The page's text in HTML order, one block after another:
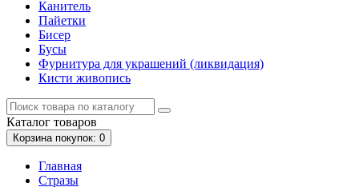
Канитель
Пайетки
Бисер
Бусы
Фурнитура для украшений (ликвидация)
Кисти живопись
Каталог товаров
Корзина покупок: 0
Главная
Стразы